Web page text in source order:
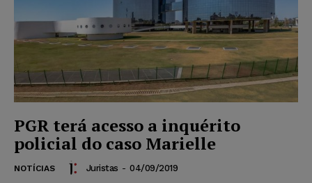
PGR terá acesso a inquérito
policial do caso Marielle
NOTÍCIAS Juristas - 04/09/2019